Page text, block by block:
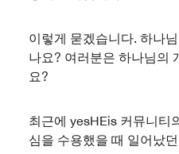
이렇게 묻겠습니다. 하나
나요? 여러분은 하나님의
요?
최근에 yesHEis 커뮤니티
심을 수용했을 때 일어났